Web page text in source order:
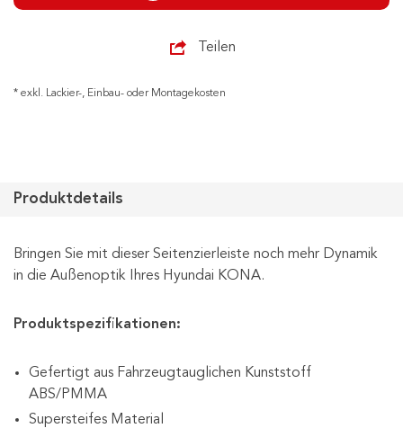
Teilen
* exkl. Lackier-, Einbau- oder Montagekosten
Produktdetails
Bringen Sie mit dieser Seitenzierleiste noch mehr Dynamik
in die Außenoptik Ihres Hyundai KONA.
Produktspezifikationen:
Gefertigt aus Fahrzeugtauglichen Kunststoff
ABS/PMMA
Supersteifes Material